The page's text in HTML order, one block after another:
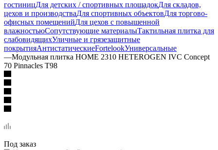
гостиницДля детских / спортивных площадокДля складов,
цехов и производстваДля спортивных объектовДля торгово-
офисных помещенийДля цехов с повышенной
влажностьюСопутствующие материалыТактильная плитка для
слабовидящихУличные и грязезащитные
покрытияАнтистатическиеFortelookУниверсальные
—Модульная плитка HOME 2310 HETEROGEN IVC Concept
70 Pinnacles T98
Под заказ